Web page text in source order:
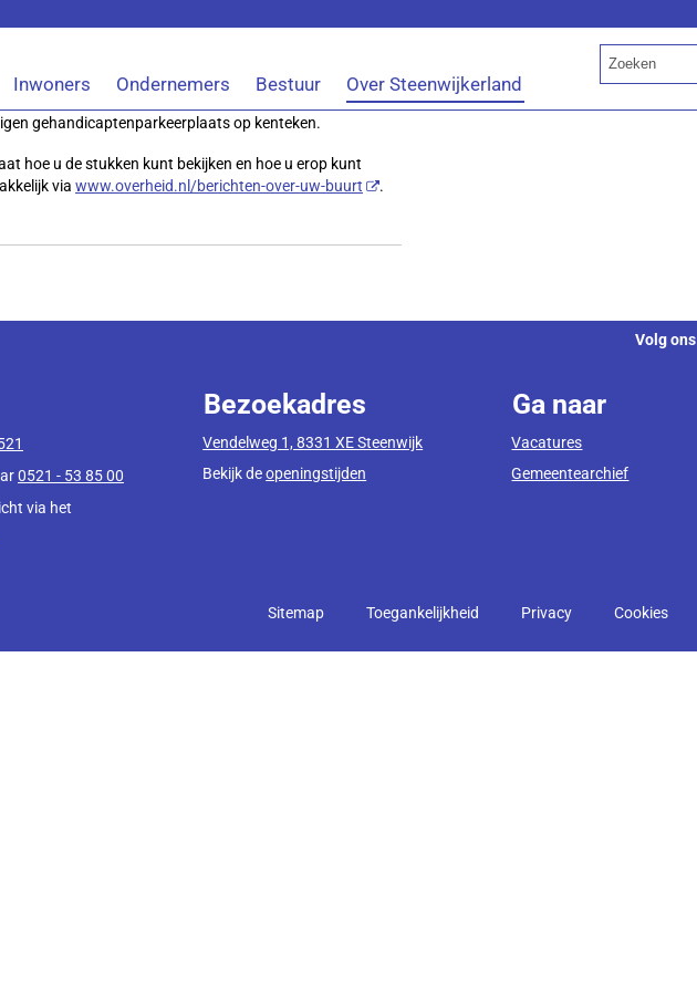
Inwoners Ondernemers Bestuur Over Steenwijkerland
gehandicaptenparkeerplaats op kenteken.
hoe u de stukken kunt bekijken en hoe u erop kunt
via www.overheid.nl/berichten-over-uw-buurt .
Volg ons
0521 - 53 85 00
via het
Bezoekadres
Vendelweg 1, 8331 XE Steenwijk
Bekijk deopeningstijden
Ga naar
Vacatures
Gemeentearchief
Sitemap Toegankelijkheid Privacy Cookies